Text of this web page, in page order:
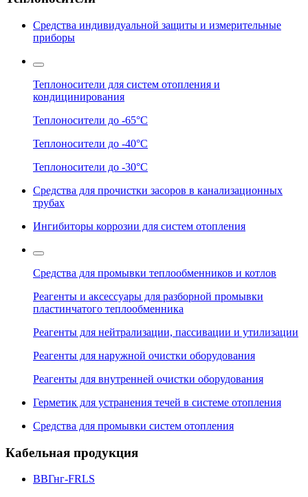
Средства индивидуальной защиты и измерительные
приборы
Теплоносители для систем отопления и
кондицинирования
Теплоносители до -65°C
Теплоносители до -40°C
Теплоносители до -30°C
Средства для прочистки засоров в канализационных
трубах
Ингибиторы коррозии для систем отопления
Средства для промывки теплообменников и котлов
Реагенты и аксессуары для разборной промывки
пластинчатого теплообменника
Реагенты для нейтрализации, пассивации и утилизации
Реагенты для наружной очистки оборудования
Реагенты для внутренней очистки оборудования
Герметик для устранения течей в системе отопления
Средства для промывки систем отопления
Кабельная продукция
ВВГнг-FRLS